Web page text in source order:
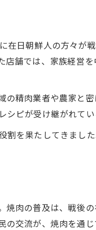
引き出す
ーを堪能
理由
肉の魅力
拠点に
囲気
を探る
日朝鮮人の方々が
舗では、家族経営
精肉業者や農家と
ピが受け継がれてい
を果たしてきまし
肉の普及は、戦後
交流が、焼肉を通